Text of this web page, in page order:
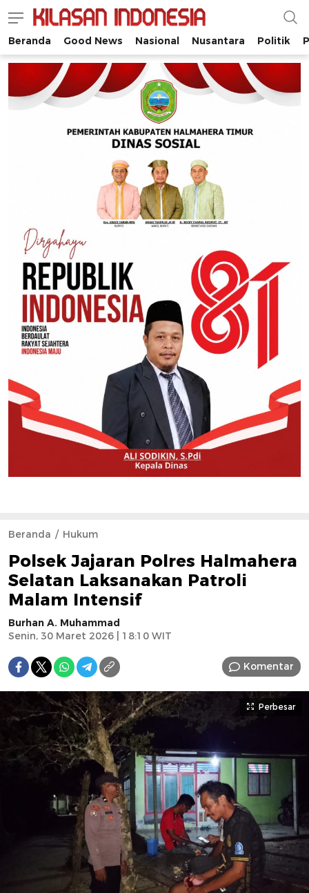
Kilasan Indonesia
Satu-satunya di Indonesia
Beranda Good News Nasional Nusantara Politik
Beranda Hukum
Polsek Jajaran Polres Halmahera
Selatan Laksanakan Patroli
Malam Intensif
Burhan A. Muhammad
Senin, 30 Maret 2026 | 18:10 WIT
Komentar
Perbesar